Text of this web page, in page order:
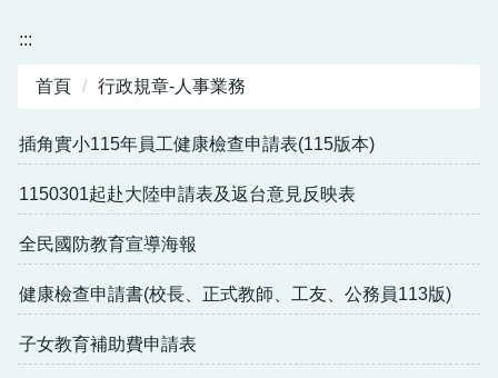
:::
首頁 行政規章-人事業務
插角實小115年員工健康檢查申請表(115版本)
1150301起赴大陸申請表及返台意見反映表
全民國防教育宣導海報
健康檢查申請書(校長、正式教師、工友、公務員113版)
子女教育補助費申請表